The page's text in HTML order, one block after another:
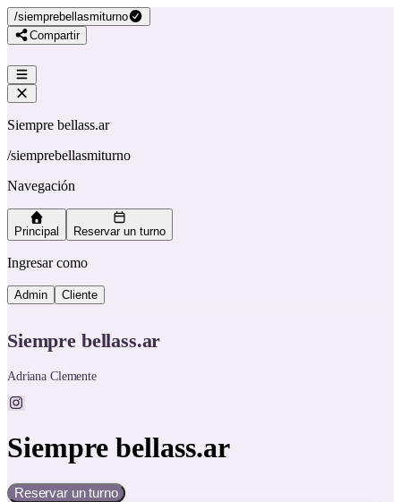
/siemprebellasmiturno
Compartir
Siempre bellass.ar
/siemprebellasmiturno
Navegación
Principal Reservar un turno
Ingresar como
Admin Cliente
Siempre bellass.ar
Adriana Clemente
Siempre bellass.ar
Reservar un turno